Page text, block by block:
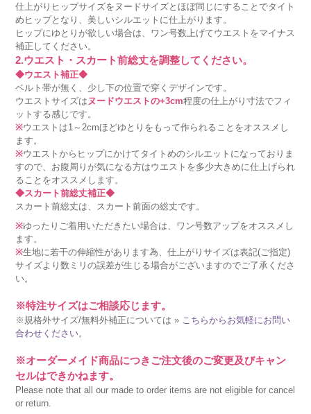
仕上がりヒップサイズをヌードサイズとほぼ同じにすることでタイト
めヒップとなり、美しいシルエットに仕上がります。
ヒップにゆとりが欲しい場合は、ワン号数上げてウエストをマイナス
補正してください。
2.ウエスト・スカート前総丈を調整してください。
◆ウエスト補正◆
ベルト帯が無く、少し下の位置で穿くデザインです。
ウエストサイズは ヌードウエストの+3cm程度の仕上がり寸法でフィ
ットする感じです。
※ウエストは1～2cmほどゆとりをもって作られることをオススメし
ます。
※ウエストからヒップにかけてタイトめのシルエットになっておりま
すので、お腹周りが気になる方はウエストを多少大きめに仕上げられ
ることをオススメします。
◆スカート前総丈補正◆
スカート前総丈は、スカート前面の総丈です。
※ゆったりご着用いただきたい場合は、ワン号数アップをオススメし
ます。
※生地に若干の伸縮性があります為、仕上がりサイズは表記(ご指定)
サイズより数ミリの誤差が生じる場合がございますのでご了承くださ
い。
※特注サイズはご相談応じます。
※規格外サイズ/無料外補正については » こちらからお気軽にお問い
合わせください。
※オーダーメイド商品につきご注文後のご変更及びキャン
セルはできかねます。
Please note that all our made to order items are not eligible for cancel
or return.